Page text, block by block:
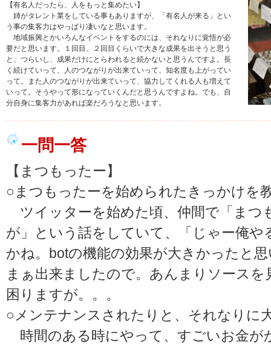
【有名人だったら、人をもっと集めたい】
姉がタレント業をしている事もありますが、「有名人が来る」とい
う事の集客力はやっぱり凄いなと思います。
地域振興とかいろんなイベントをするのには、それなりに覚悟が必
要だと思います。１回目、２回目くらいで大きな成果を出そうと思う
と、つらいし、成果だけにとらわれると続かないと思うんですよ。長
く続けていって、人のつながりが出来ていって、知名度も上がってい
って。また人のつながりが出来ていって、協力してくれる人も増えて
いって。そうやって形になっていくんだと思うんですよね。でも、自
分自身に集客力があれば楽だろうなと思います。
一問一答
【まつもったー】
○まつもったーを始められたきっかけを
ツイッターを始めた頃、仲間で「まつ
が」という話をしていて、「じゃー俺
かね。botの機能の効果が大きかったと
まぁ出来ましたので。あんまりソース
困りますが。。。
○メンテナンスされたりと、それなりに
時間のある時にやって、すごいお金が